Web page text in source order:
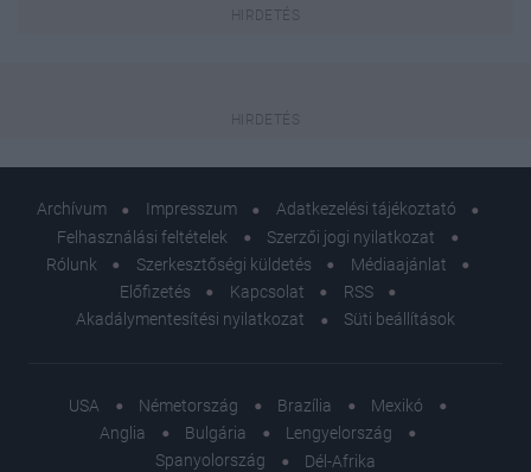
Archívum Impresszum
Adatkezelési tájékoztató
Felhasználási feltételek
Szerzői jogi nyilatkozat
Rólunk
Szerkesztőségi küldetés
Médiaajánlat
Előfizetés
Kapcsolat
RSS
Akadálymentesítési nyilatkozat
Süti beállítások
USA Németország Brazília
Mexikó
Anglia
Bulgária
Lengyelország
Spanyolország
Dél-Afrika